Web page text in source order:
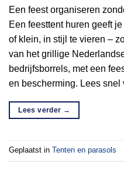
Een feest organiseren
Een feesttent huren geeft
of klein, in stijl te vieren –
van het grillige
bedrijfsborrels, met een
en bescherming. Lees snel
Lees verder →
Geplaatst in Tenten en parasols